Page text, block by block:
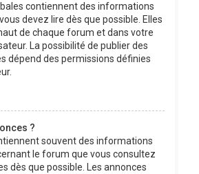
contiennent des informations
devez lire dès que possible. Elles
de chaque forum et dans votre
La possibilité de publier des
dépend des permissions définies
?
souvent des informations
le forum que vous consultez
dès que possible. Les annonces